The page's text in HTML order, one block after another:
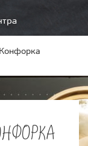
Конфорка